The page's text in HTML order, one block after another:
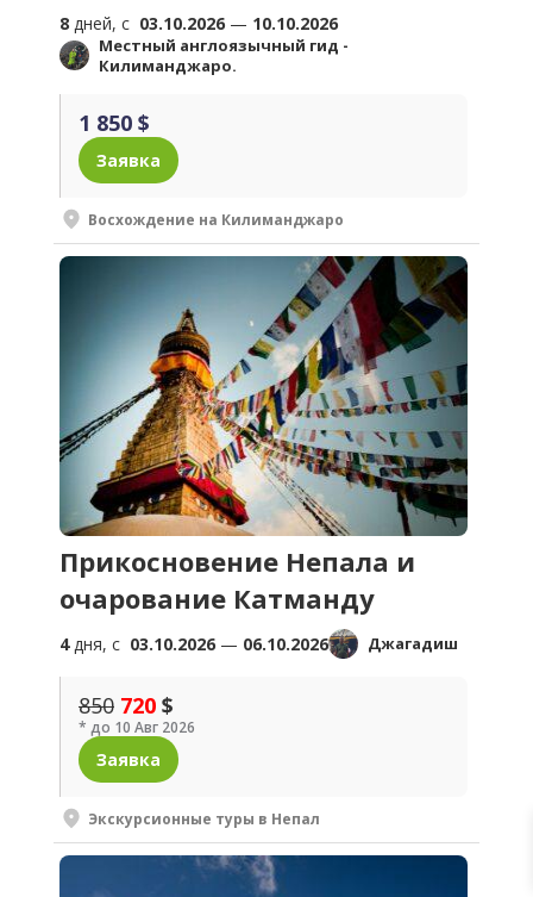
8 дней, c 03.10.2026 — 10.10.2026
Местный англоязычный гид -
Килиманджаро.
1 850 $
Заявка
Восхождение на Килиманджаро
Прикосновение Непала и
очарование Катманду
4дня, c 03.10.2026 — 06.10.2026 Джагадиш
850 720 $
* до 10 Авг 2026
Заявка
Экскурсионные туры в Непал